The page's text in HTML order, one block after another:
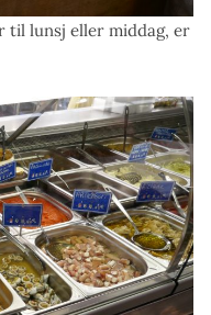
til lunsj eller middag, er